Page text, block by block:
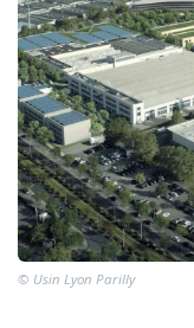
© Usin Lyon Parilly